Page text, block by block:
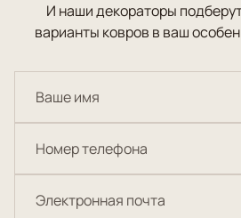
И наши декораторы
варианты ковров в ваш